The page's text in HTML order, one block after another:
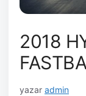
2018
yazar admin